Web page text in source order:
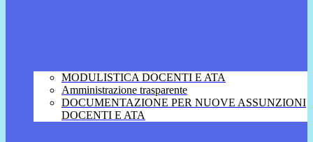
MODULISTICA DOCENTI E ATA
Amministrazione trasparente
DOCUMENTAZIONE PER NUOVE ASSUNZIONI
DOCENTI E ATA